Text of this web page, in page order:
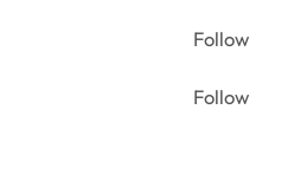
Follow
Follow